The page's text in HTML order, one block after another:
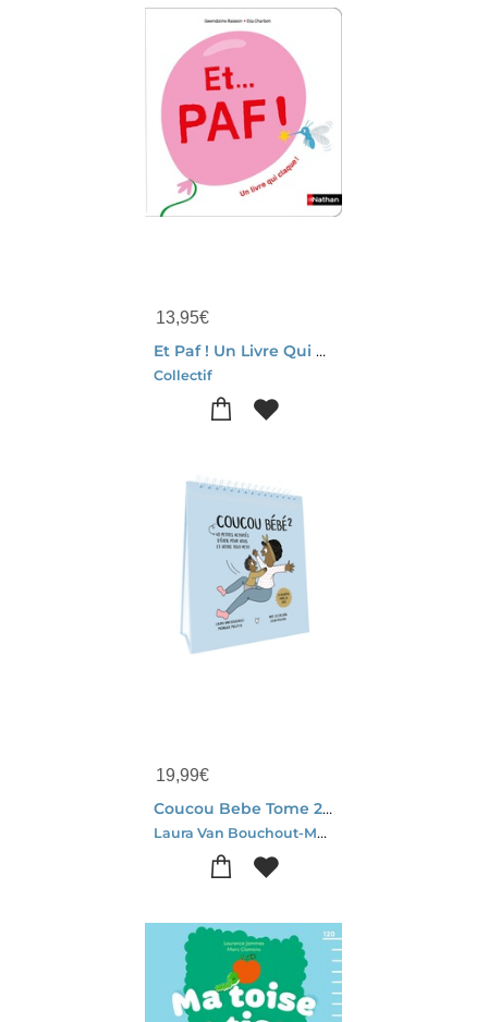
13,95€
Et Paf ! Un Livre Qui Claque
Collectif
19,99€
Coucou Bebe Tome 2 : La Deuxieme Annee De Bebe !
Laura Van Bouchout-Monique Melotte-Eva Mouton